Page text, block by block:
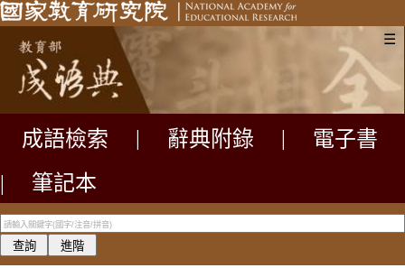
☰
成語檢索 辭典附錄
電子書
|
筆記本